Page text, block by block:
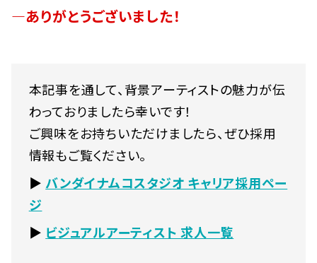
―ありがとうございました！
本記事を通して、背景アーティストの魅力が伝
わっておりましたら幸いです！
ご興味をお持ちいただけましたら、ぜひ採用
情報もご覧ください。
▶バンダイナムコスタジオ キャリア採用ペー
ジ
▶ ビジュアルアーティスト 求人一覧